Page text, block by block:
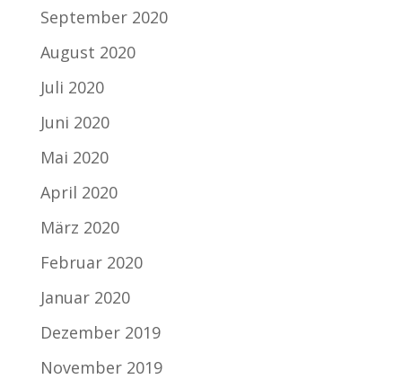
September 2020
August 2020
Juli 2020
Juni 2020
Mai 2020
April 2020
März 2020
Februar 2020
Januar 2020
Dezember 2019
November 2019